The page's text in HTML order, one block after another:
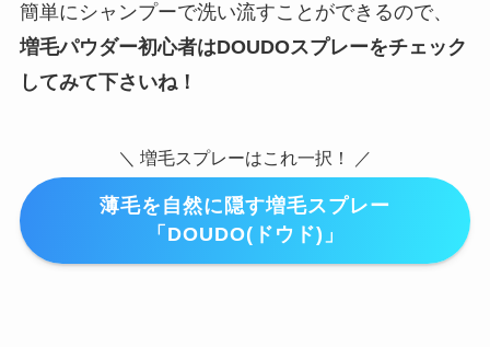
簡単にシャンプーで洗い流すことができるので、
増毛パウダー初心者はDOUDOスプレーをチェック
してみて下さいね！
＼ 増毛スプレーはこれ一択！ ／
薄毛を自然に隠す増毛スプレー
「DOUDO(ドウド)」